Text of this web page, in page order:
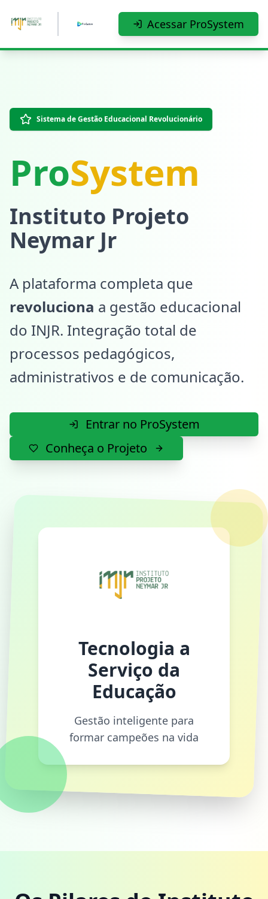
Pular para o conteúdo principal
Acessar ProSystem
Sistema de Gestão Educacional Revolucionário
ProSystem
Instituto Projeto
Neymar Jr
A plataforma completa que
revoluciona a gestão educacional
do INJR. Integração total de
processos pedagógicos,
administrativos e de comunicação.
Entrar no ProSystem
Conheça o Projeto
Tecnologia a
Serviço da
Educação
Gestão inteligente para
formar campeões na vida